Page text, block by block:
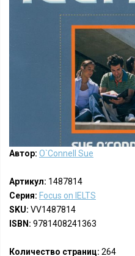
Автор: O`Connell Sue
Артикул: 1487814
Серия: Focus on IELTS
SKU: VV1487814
ISBN: 9781408241363
Количество страниц: 264